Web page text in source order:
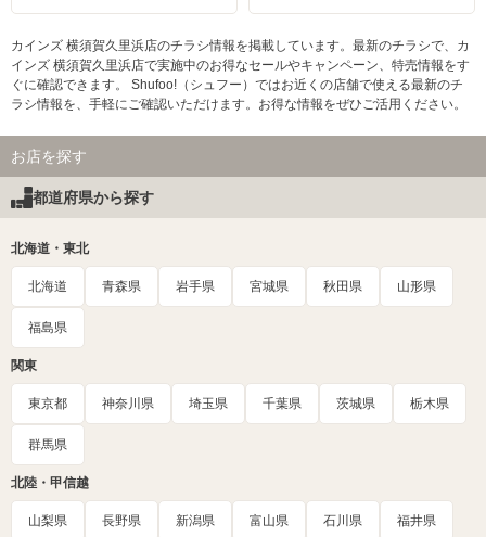
カインズ 横須賀久里浜店のチラシ情報を掲載しています。最新のチラシで、カ
インズ 横須賀久里浜店で実施中のお得なセールやキャンペーン、特売情報をす
ぐに確認できます。 Shufoo!（シュフー）ではお近くの店舗で使える最新のチ
ラシ情報を、手軽にご確認いただけます。お得な情報をぜひご活用ください。
お店を探す
都道府県から探す
北海道・東北
北海道 青森県 岩手県 宮城県 秋田県 山形県
福島県
関東
東京都 神奈川県 埼玉県 千葉県 茨城県 栃木県
群馬県
北陸・甲信越
山梨県 長野県 新潟県 富山県 石川県 福井県